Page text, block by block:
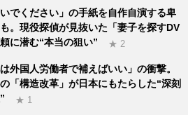
いでください」の手紙を自作自演する卑
。現役探偵が見抜いた「妻子を探すDV
に潜む“本当の狙い”
★ 2
は外国人労働者で補えばいい」の衝撃。
「構造改革」が日本にもたらした“深刻
★ 1